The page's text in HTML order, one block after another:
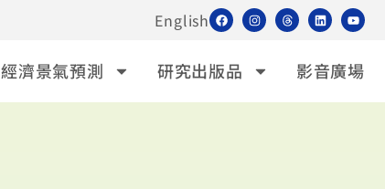
English
經濟景氣預測 研究出版品 影音廣場